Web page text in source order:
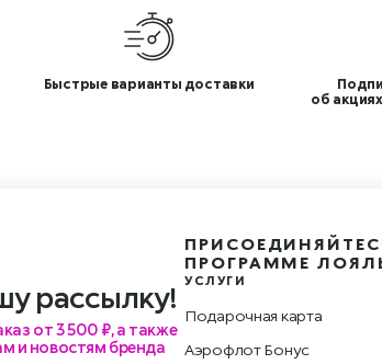
Быстрые варианты доставки
об
рассылку!
от 3 500 ₽, а также
и новостям бренда
ПРОГРАММЕ
УСЛУГИ
Подарочная карта
Аэрофлот Бонус